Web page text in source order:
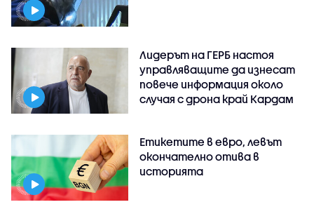
Лидерът на ГЕРБ настоя
управляващите да изнесат
повече информация около
случая с дрона край Кардам
Етикетите в евро, левът
окончателно отива в
историята